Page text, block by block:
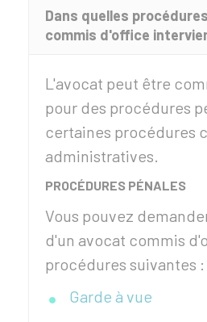
Dans quelles
commis d'office
L'avocat peut être
pour des procédures
certaines procédures
administratives.
PROCÉDURES PÉNALES
Vous pouvez
d'un avocat commis
procédures suivantes :
Garde à vue